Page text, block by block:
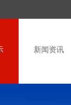
新闻资讯